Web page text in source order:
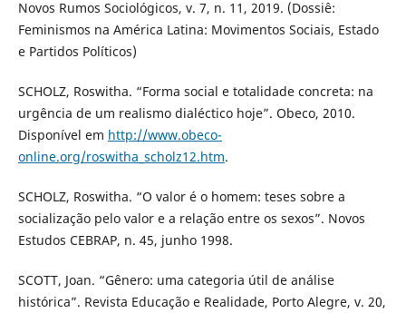
Novos Rumos Sociológicos, v. 7, n. 11, 2019. (Dossiê:
Feminismos na América Latina: Movimentos Sociais, Estado
e Partidos Políticos)
SCHOLZ, Roswitha. “Forma social e totalidade concreta: na
urgência de um realismo dialéctico hoje”. Obeco, 2010.
Disponível em http://www.obeco-
online.org/roswitha_scholz12.htm.
SCHOLZ, Roswitha. “O valor é o homem: teses sobre a
socialização pelo valor e a relação entre os sexos”. Novos
Estudos CEBRAP, n. 45, junho 1998.
SCOTT, Joan. “Gênero: uma categoria útil de análise
histórica”. Revista Educação e Realidade, Porto Alegre, v. 20,